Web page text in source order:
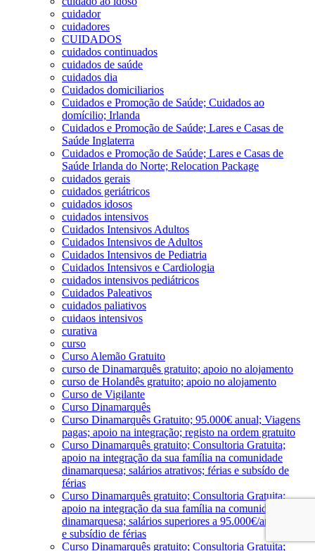
cuidador
cuidadores
CUIDADOS
cuidados continuados
cuidados de saúde
cuidados dia
Cuidados domiciliarios
Cuidados e Promoção de Saúde; Cuidados ao
domícilio; Irlanda
Cuidados e Promoção de Saúde; Lares e Casas de
Saúde Inglaterra
Cuidados e Promoção de Saúde; Lares e Casas de
Saúde Irlanda do Norte; Relocation Package
cuidados gerais
cuidados geriátricos
cuidados idosos
cuidados intensivos
Cuidados Intensivos Adultos
Cuidados Intensivos de Adultos
Cuidados Intensivos de Pediatria
Cuidados Intensivos e Cardiologia
cuidados intensivos pediátricos
Cuidados Paleativos
cuidados paliativos
cuidaos intensivos
curativa
curso
Curso Alemão Gratuito
curso de Dinamarquês gratuito; apoio no alojamento
curso de Holandês gratuito; apoio no alojamento
Curso de Vigilante
Curso Dinamarquês
Curso Dinamarquês Gratuito; 95.000€ anual; Viagens
pagas; apoio na integração; registo na ordem gratuito
Curso Dinamarquês gratuito; Consultoria Gratuita;
apoio na integração da sua família na comunidade
dinamarquesa; salários atrativos; férias e subsído de
férias
Curso Dinamarquês gratuito; Consultoria Gratuita;
apoio na integração da sua família na comunidade
dinamarquesa; salários superiores a 95.000€/ano; férias
e subsídio de férias
Curso Dinamarquês gratuito; Consultoria Gratuita;